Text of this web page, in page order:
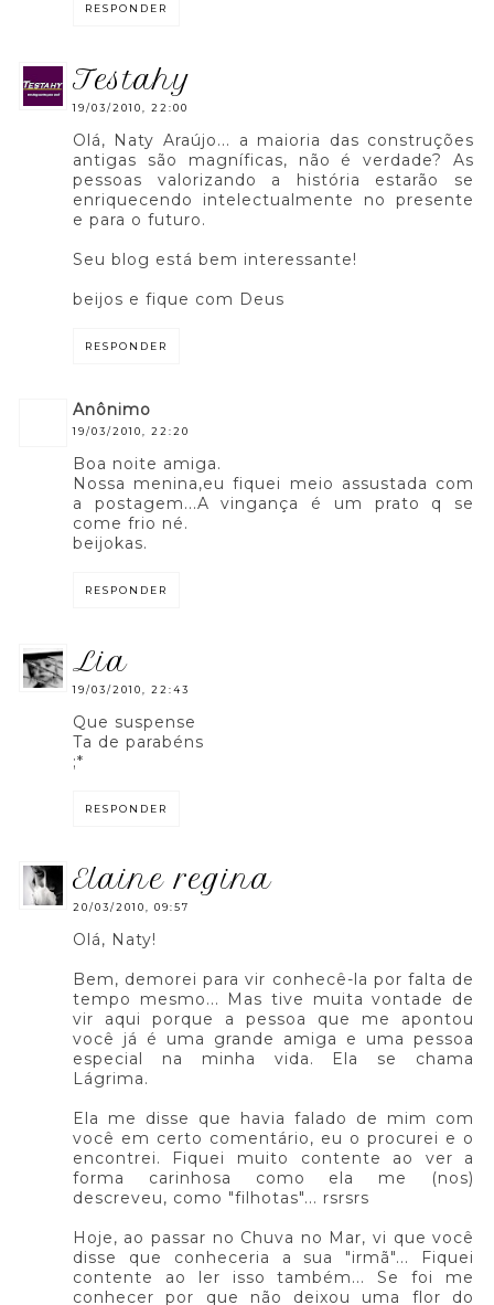
RESPONDER
testahy
19/03/2010, 22:00
Olá, Naty Araújo... a maioria das construções
antigas são magníficas, não é verdade? As
pessoas valorizando a história estarão se
enriquecendo intelectualmente no presente
e para o futuro.
Seu blog está bem interessante!
beijos e fique com Deus
RESPONDER
anônimo
19/03/2010, 22:20
Boa noite amiga.
Nossa menina,eu fiquei meio assustada com
a postagem...A vingança é um prato q se
come frio né.
beijokas.
RESPONDER
lia
19/03/2010, 22:43
Que suspense
Ta de parabéns
;*
RESPONDER
elaine regina
20/03/2010, 09:57
Olá, Naty!
Bem, demorei para vir conhecê-la por falta de
tempo mesmo... Mas tive muita vontade de
vir aqui porque a pessoa que me apontou
você já é uma grande amiga e uma pessoa
especial na minha vida. Ela se chama
Lágrima.
Ela me disse que havia falado de mim com
você em certo comentário, eu o procurei e o
encontrei. Fiquei muito contente ao ver a
forma carinhosa como ela me (nos)
descreveu, como "filhotas"... rsrsrs
Hoje, ao passar no Chuva no Mar, vi que você
disse que conheceria a sua "irmã"... Fiquei
contente ao ler isso também... Se foi me
conhecer por que não deixou uma flor do